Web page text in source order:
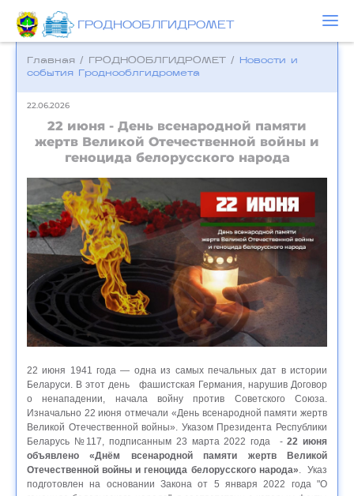
ГРОДНООБЛГИДРОМЕТ
Главная / ГРОДНООБЛГИДРОМЕТ /
Новости и
события Гроднооблгидромета
22.06.2026
22 июня - День всенародной памяти
жертв Великой Отечественной войны и
геноцида белорусского народа
22 июня 1941 года — одна из самых печальных дат в истории
Беларуси. В этот день фашистская Германия, нарушив Договор
о ненападении, начала войну против Советского Союза.
Изначально 22 июня отмечали «День всенародной памяти жертв
Великой Отечественной войны». Указом Президента Республики
Беларусь №117, подписанным 23 марта 2022 года -22 июня
объявлено «Днём всенародной памяти жертв Великой
Отечественной войны и геноцида белорусского народа». Указ
подготовлен на основании Закона от 5 января 2022 года "О